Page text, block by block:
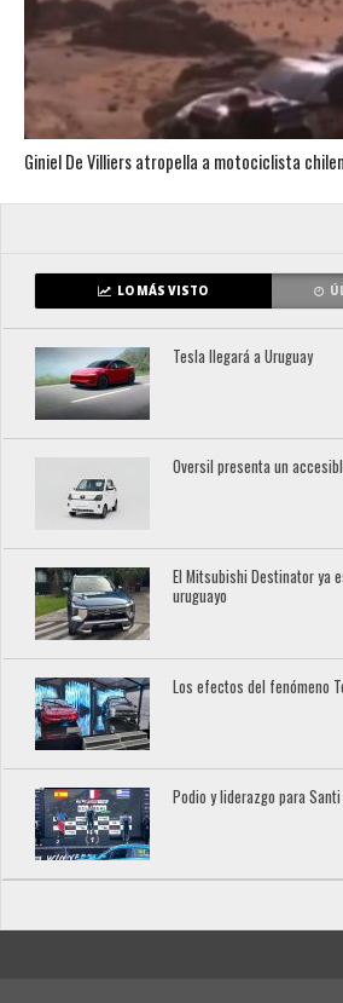
Giniel De Villiers atropella a motociclista
LO MÁS VISTO
Tesla llegará a Uruguay
Oversil presenta un
El Mitsubishi Destinator ya
uruguayo
Los efectos del fenómeno
Podio y liderazgo para